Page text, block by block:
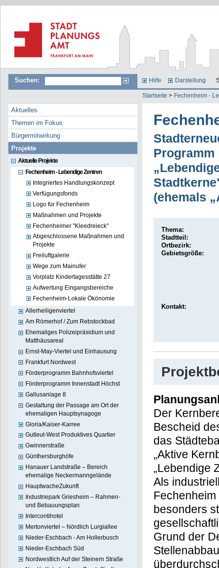
Suchen: Hilfe Darstellung
Startseite > Fechenheim -
Aktuelles
Themen im Fokus
Bürgermitwirkung
Projekte
Aktuelle Projekte
Fechenheim - Lebendige Zentren
Integriertes Handlungskonzept
Verfügungsfonds
Logo für Fechenheim
Maßnahmen und Projekte
Fechenheimer "Kleedreieck"
Abgeschlossene Maßnahmen und
Projekte
Freiluftgalerie
Wege zum Mainufer
Vorplatz Kindertagesstätte 27
Aufwertung Eingangsbereiche
Fechenheim-Lokale Ökönomie
Allerheiligenviertel
Am Römerhof / Zum Rebstockbad
Ehemaliges Polizeipräsidium und
Matthäusareal
Ernst-May-Viertel und Einhausung
Frankfurt Nordwest
Förderprogramm Bahnhofsviertel
Förderprogramm Innenstadt Höchst
Gallusanlage 8
Gestaltung der Passage am Ort der
ehemaligen Hauptsynagoge
Gloria/Kaiser-Karree
Gutleut-West Produktives Quartier
Gwinnerstraße
Günthersburghöfe
Hanauer Landstraße – Bereich
ehemalige Neckermanngelände
HauptwacheZukunft
Industriepark Griesheim – Rahmen-
und Bebauungsplan
Intercontihotel
Mertonviertel – Nördlich Lurgiallee
Nieder-Eschbach - Am Hollerbusch
Nieder-Eschbach Süd
Nordwestlich Auf der Steinern Straße
Programm
(ehemals
Thema:
Stadtteil:
Ortbezirk:
Gebietsgröße:
Kontakt:
Der
Bescheid
das
„Aktive
„Lebendige
Als
besonders
Grund der